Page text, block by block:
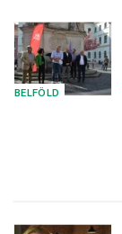
BELFÖLD